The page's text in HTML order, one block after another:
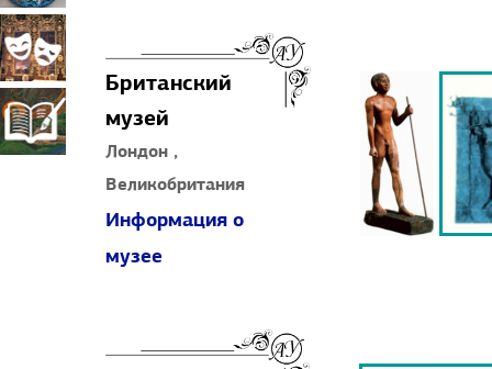
Британский
музей
Лондон ,
Великобритания
Информация о
музее
искусство
декорационное
искусство
Книжная
миниатюра